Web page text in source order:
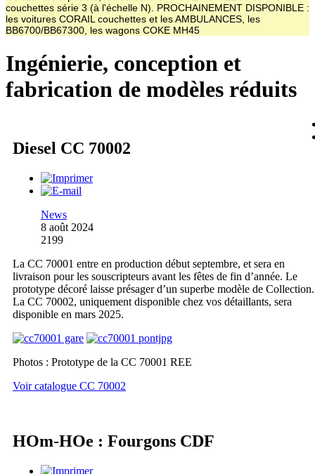
couchettes série 3 (à l'échelle N). PROCHAINEMENT DISPONIBLE :
les voitures CORAIL couchettes et les AMBULANCES, les
BB6700/BB67300, les wagons COKE MH45
Ingénierie, conception et
fabrication de modèles réduits
Diesel CC 70002
News
8 août 2024
2199
La CC 70001 entre en production début septembre, et sera en
livraison pour les souscripteurs avant les fêtes de fin d’année. Le
prototype décoré laisse présager d’un superbe modèle de Collection.
La CC 70002, uniquement disponible chez vos détaillants, sera
disponible en mars 2025.
Photos : Prototype de la CC 70001 REE
Voir catalogue CC 70002
HOm-HOe : Fourgons CDF